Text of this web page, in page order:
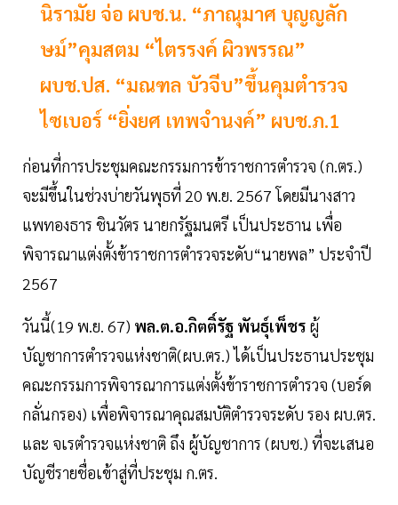
นิรามัย จ่อ ผบช.น. “ภาณุมาศ บุญญลัก
ษม์”คุมสตม “ไตรรงค์ ผิวพรรณ”
ผบช.ปส. “มณฑล บัวจีบ”ขึ้นคุมตำรวจ
ไซเบอร์ “ยิ่งยศ เทพจำนงค์” ผบช.ภ.1
ก่อนที่การประชุมคณะกรรมการข้าราชการตำรวจ (ก.ตร.)
จะมีขึ้นในช่วงบ่ายวันพุธที่ 20 พ.ย. 2567 โดยมีนางสาว
แพทองธาร ชินวัตร นายกรัฐมนตรี เป็นประธาน เพื่อ
พิจารณาแต่งตั้งข้าราชการตำรวจระดับ“นายพล” ประจำปี
2567
วันนี้(19 พ.ย. 67) พล.ต.อ.กิตติ์รัฐ พันธุ์เพ็ชร ผู้
บัญชาการตำรวจแห่งชาติ(ผบ.ตร.) ได้เป็นประธานประชุม
คณะกรรมการพิจารณาการแต่งตั้งข้าราชการตำรวจ (บอร์ด
กลั่นกรอง) เพื่อพิจารณาคุณสมบัติตำรวจระดับ รอง ผบ.ตร.
และ จเรตำรวจแห่งชาติ ถึง ผู้บัญชาการ (ผบช.) ที่จะเสนอ
บัญชีรายชื่อเข้าสู่ที่ประชุม ก.ตร.